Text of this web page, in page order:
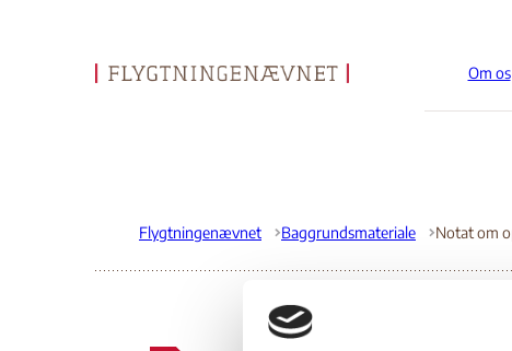
Gå til forsiden
Om os
Flygtningenævnet Baggrundsmateriale